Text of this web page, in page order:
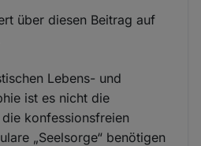
über diesen Beitrag auf
Lebens- und
ist es nicht die
konfessionsfreien
„Seelsorge“ benötigen